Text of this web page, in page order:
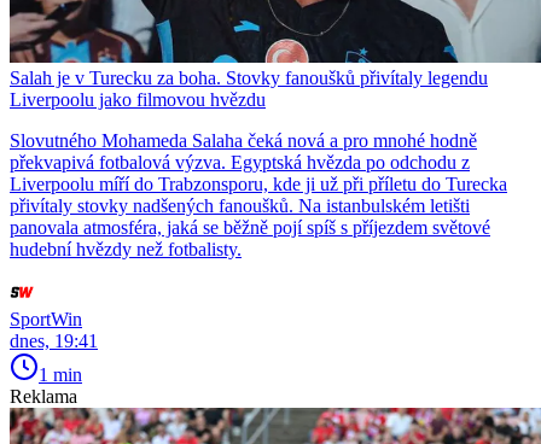
Salah je v Turecku za boha. Stovky fanoušků přivítaly legendu
Liverpoolu jako filmovou hvězdu
Slovutného Mohameda Salaha čeká nová a pro mnohé hodně
překvapivá fotbalová výzva. Egyptská hvězda po odchodu z
Liverpoolu míří do Trabzonsporu, kde ji už při příletu do Turecka
přivítaly stovky nadšených fanoušků. Na istanbulském letišti
panovala atmosféra, jaká se běžně pojí spíš s příjezdem světové
hudební hvězdy než fotbalisty.
SportWin
dnes, 19:41
1 min
Reklama